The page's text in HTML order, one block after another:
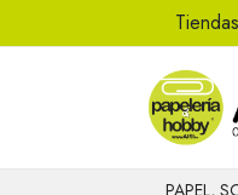
Tiendas